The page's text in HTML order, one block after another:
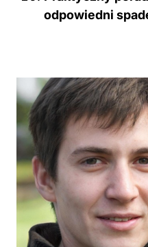
odpowiedni